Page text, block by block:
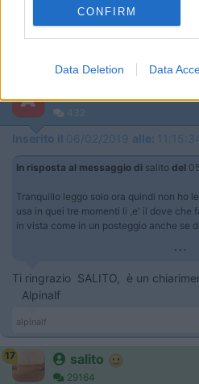
CONFIRM
Data Deletion Data
„Passare per idiota agli occhi di un
buongustaio.“ — Georges Courteline
Modificato da salito il 06/02/2019 alle
432
Inserito il 06/02/2019 alle:
In risposta al messaggio di salito del
Tranquillo leggo solo ora quindi non ho
usa in quei tre momenti li ,e' il dove che
in vista come in un posteggio anche se
...
Ti ringrazio SALITO, è un
Alpinalf
alpinalf
17 salito
29164